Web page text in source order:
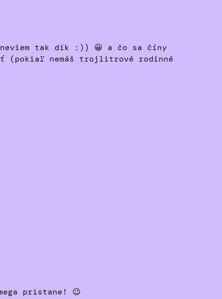
tak dík :)) 😀 a čo sa číny
(pokiaľ nemáš trojlitrové rodinné
pristane! 😉